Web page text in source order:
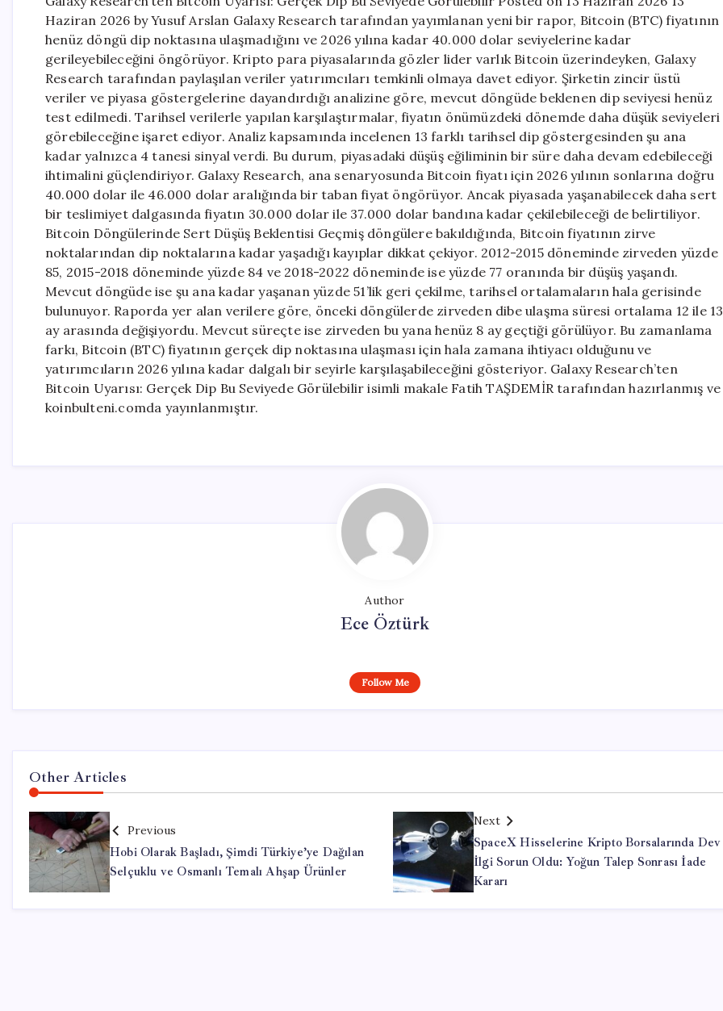
Dip
Görülebilir
için
Haziran 2026 by Yusuf Arslan Galaxy Research tarafından yayımlanan yeni bir rapor, Bitcoin (BTC) fiyatının
henüz döngü dip noktasına ulaşmadığını ve 2026 yılına kadar 40.000 dolar seviyelerine kadar
gerileyebileceğini öngörüyor. Kripto para piyasalarında gözler lider varlık Bitcoin üzerindeyken, Galaxy
Research tarafından paylaşılan veriler yatırımcıları temkinli olmaya davet ediyor. Şirketin zincir üstü
veriler ve piyasa göstergelerine dayandırdığı analizine göre, mevcut döngüde beklenen dip seviyesi henüz
test edilmedi. Tarihsel verilerle yapılan karşılaştırmalar, fiyatın önümüzdeki dönemde daha düşük seviyeleri
görebileceğine işaret ediyor. Analiz kapsamında incelenen 13 farklı tarihsel dip göstergesinden şu ana
kadar yalnızca 4 tanesi sinyal verdi. Bu durum, piyasadaki düşüş eğiliminin bir süre daha devam edebileceği
ihtimalini güçlendiriyor. Galaxy Research, ana senaryosunda Bitcoin fiyatı için 2026 yılının sonlarına doğru
40.000 dolar ile 46.000 dolar aralığında bir taban fiyat öngörüyor. Ancak piyasada yaşanabilecek daha sert
bir teslimiyet dalgasında fiyatın 30.000 dolar ile 37.000 dolar bandına kadar çekilebileceği de belirtiliyor.
Bitcoin Döngülerinde Sert Düşüş Beklentisi Geçmiş döngülere bakıldığında, Bitcoin fiyatının zirve
noktalarından dip noktalarına kadar yaşadığı kayıplar dikkat çekiyor. 2012-2015 döneminde zirveden yüzde
85, 2015-2018 döneminde yüzde 84 ve 2018-2022 döneminde ise yüzde 77 oranında bir düşüş yaşandı.
Mevcut döngüde ise şu ana kadar yaşanan yüzde 51’lik geri çekilme, tarihsel ortalamaların hala gerisinde
bulunuyor. Raporda yer alan verilere göre, önceki döngülerde zirveden dibe ulaşma süresi ortalama 12 ile 13
ay arasında değişiyordu. Mevcut süreçte ise zirveden bu yana henüz 8 ay geçtiği görülüyor. Bu zamanlama
farkı, Bitcoin (BTC) fiyatının gerçek dip noktasına ulaşması için hala zamana ihtiyacı olduğunu ve
yatırımcıların 2026 yılına kadar dalgalı bir seyirle karşılaşabileceğini gösteriyor. Galaxy Research’ten
Bitcoin Uyarısı: Gerçek Dip Bu Seviyede Görülebilir isimli makale Fatih TAŞDEMİR tarafından hazırlanmış ve
koinbulteni.comda yayınlanmıştır.
Author
Ece Öztürk
Follow Me
Other Articles
Previous
Hobi Olarak Başladı, Şimdi Türkiye’ye Dağılan
Selçuklu ve Osmanlı Temalı Ahşap Ürünler
Next
SpaceX Hisselerine Kripto Borsalarında Dev
İlgi Sorun Oldu: Yoğun Talep Sonrası İade
Kararı